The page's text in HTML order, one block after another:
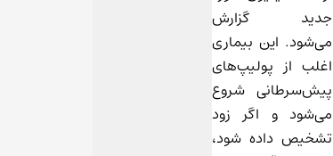
جدید گزارش
می‌شود. این بیماری
اغلب از پولیپ‌های
پیش‌سرطانی شروع
می‌شود و اگر زود
تشخیص داده شود،